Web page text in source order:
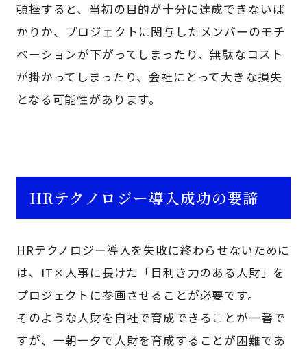
頓挫すると、当初の目的が十分に達成できないば
かりか、プロジェクトに関与したメンバーのモチ
ベーションが下がってしまったり、無駄なコスト
が掛かってしまったり、会社にとって大きな損失
となる可能性があります。
HRテクノロジー導入成功の要諦
HRテクノロジー導入を失敗に終わらせないために
は、IT×人事に長けた「目利き力のある人財」を
プロジェクトに参画させることが必要です。
そのような人財を自社で育成できることが一番で
すが、一朝一夕で人財を育成することが困難であ